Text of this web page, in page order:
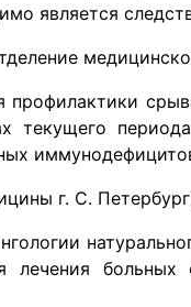
является
текущего
г. С.
лечения